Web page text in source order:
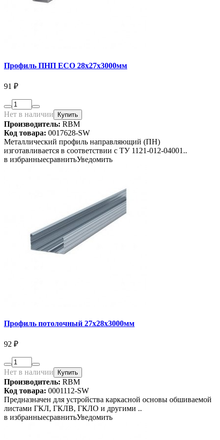
Профиль ПНП ECO 28х27х3000мм
91 ₽
Нет в наличии Купить
Производитель: RBM
Код товара: 0017628-SW
Металлический профиль направляющий (ПН)
изготавливается в соответствии с ТУ 1121-012-04001..
в избранныесравнитьУведомить
Профиль потолочный 27х28х3000мм
92 ₽
Нет в наличии Купить
Производитель: RBM
Код товара: 0001112-SW
Предназначен для устройства каркасной основы обшиваемой
листами ГКЛ, ГКЛВ, ГКЛО и другими ..
в избранныесравнитьУведомить